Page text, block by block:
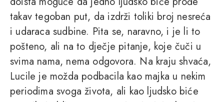
takav tegoban put, da izdrži toliki broj nesreća
i udaraca sudbine. Pita se, naravno, i je li to
pošteno, ali na to dječje pitanje, koje čuči u
svima nama, nema odgovora. Na kraju shvaća,
Lucile je možda podbacila kao majka u nekim
periodima svoga života, ali kao ljudsko biće